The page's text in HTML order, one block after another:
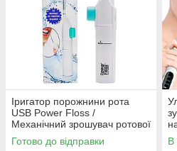
Іригатор порожнини рота
USB Power Floss /
Механічний зрошувач ротової
порожнини (портативний)
Готово до відправки
В